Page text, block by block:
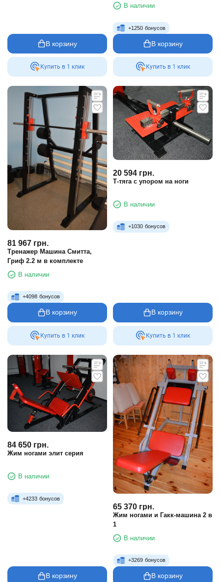
В корзину
Купить в 1 клик
В наличии
+1250 бонусов
В корзину
Купить в 1 клик
81 967 грн.
Тренажер Машина Смитта,
Гриф 2.2 м в комплекте
В наличии
+4098 бонусов
В корзину
Купить в 1 клик
20 594 грн.
Т-тяга с упором на ноги
В наличии
+1030 бонусов
В корзину
Купить в 1 клик
84 650 грн.
Жим ногами элит серия
В наличии
+4233 бонусов
В корзину
65 370 грн.
Жим ногами и Гакк-машина 2 в
1
В наличии
+3269 бонусов
В корзину